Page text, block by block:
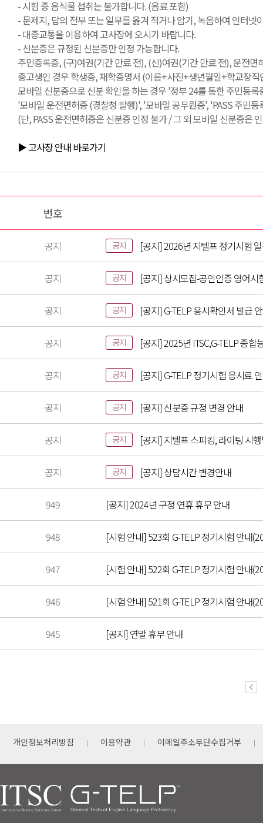
- 시험 중 음식물 섭취는 불가합니다. (음료 포함)
- 문제지, 답의 전부 또는 일부를 옮겨 적거나 암기, 녹음하여 인터
- 대중교통을 이용하여 고사장에 오시기 바랍니다.
- 신분증은 규정된 신분증만 인정 가능합니다.
주민증록증, (구)여권(기간 만료 전), (신)여권(기간 만료 전), 운전
중고생인 경우 학생증, 재학증명서 (이름+사진+생년월일+학교장
모바일 신분증으로 신분 확인을 하는 경우 '정부 24를 통한 주민등록
'모바일 운전면허증 (경찰청 발행)', '모바일 공무원증', 'PASS 주민
(단, PASS 운전면허증은 신분증 인정 불가 / 그 외 모바일 신분증은
▶ 고사장 안내 바로가기
번호
공지 공지 [공지] 2026년 지텔프 정기시험
공지 공지 [공지] 상시모집-공인인증 영어시
공지 공지 [공지] G-TELP 응시확인서 발급
공지 공지 [공지] 2025년 ITSC,G-TELP 종합
공지 공지 [공지] G-TELP 정기시험 응시료
공지 공지 [공지] 신분증 규정 변경 안내
공지 공지 [공지] 지텔프 스피킹, 라이팅 시
공지 공지 [공지] 상담시간 변경안내
949 [공지] 2024년 구정 연휴 휴무 안내
948 [시험 안내] 523회 G-TELP 정기시험 안내
947 [시험 안내] 522회 G-TELP 정기시험 안내
946 [시험 안내] 521회 G-TELP 정기시험 안내
945 [공지] 연말 휴무 안내
개인정보처리방침 이용약관 이메일주소무단수집거부